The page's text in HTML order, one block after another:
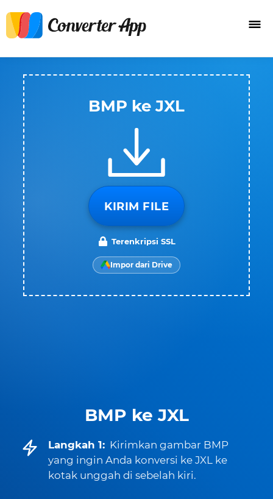
BMP ke JXL
Langkah 1: Kirimkan gambar BMP
yang ingin Anda konversi ke JXL ke
kotak unggah di sebelah kiri.
BMP ke JXL
KIRIM FILE
Terenkripsi SSL
Impor dari Drive